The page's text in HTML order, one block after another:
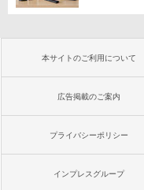
本サイトのご利用について
広告掲載のご案内
プライバシーポリシー
インプレスグループ